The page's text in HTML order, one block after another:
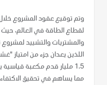
لقطاع الطاقة في العالم،
والمشتريات والتشييد
اللذين يعدان جزء من امتياز
مما يساهم في تحقيق الاكتفاء